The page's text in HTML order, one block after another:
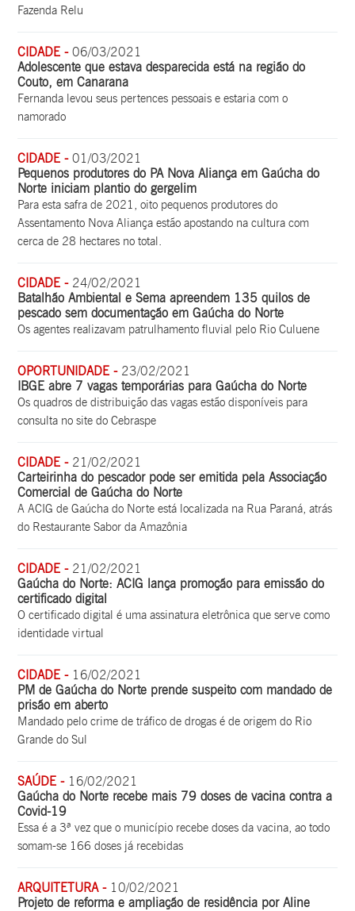
Fazenda Relu
CIDADE -06/03/2021
Adolescente que estava desparecida está na região do
Couto, em Canarana
Fernanda levou seus pertences pessoais e estaria com o
namorado
CIDADE -01/03/2021
Pequenos produtores do PA Nova Aliança em Gaúcha do
Norte iniciam plantio do gergelim
Para esta safra de 2021, oito pequenos produtores do
Assentamento Nova Aliança estão apostando na cultura com
cerca de 28 hectares no total.
CIDADE - 24/02/2021
Batalhão Ambiental e Sema apreendem 135 quilos de
pescado sem documentação em Gaúcha do Norte
Os agentes realizavam patrulhamento fluvial pelo Rio Culuene
OPORTUNIDADE - 23/02/2021
IBGE abre 7 vagas temporárias para Gaúcha do Norte
Os quadros de distribuição das vagas estão disponíveis para
consulta no site do Cebraspe
CIDADE - 21/02/2021
Carteirinha do pescador pode ser emitida pela Associação
Comercial de Gaúcha do Norte
A ACIG de Gaúcha do Norte está localizada na Rua Paraná, atrás
do Restaurante Sabor da Amazônia
CIDADE - 21/02/2021
Gaúcha do Norte: ACIG lança promoção para emissão do
certificado digital
O certificado digital é uma assinatura eletrônica que serve como
identidade virtual
CIDADE - 16/02/2021
PM de Gaúcha do Norte prende suspeito com mandado de
prisão em aberto
Mandado pelo crime de tráfico de drogas é de origem do Rio
Grande do Sul
SAÚDE - 16/02/2021
Gaúcha do Norte recebe mais 79 doses de vacina contra a
Covid-19
Essa é a 3ª vez que o município recebe doses da vacina, ao todo
somam-se 166 doses já recebidas
ARQUITETURA - 10/02/2021
Projeto de reforma e ampliação de residência por Aline